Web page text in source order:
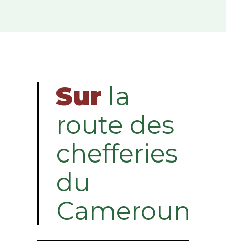
Sur la
route des
chefferies
du
Cameroun